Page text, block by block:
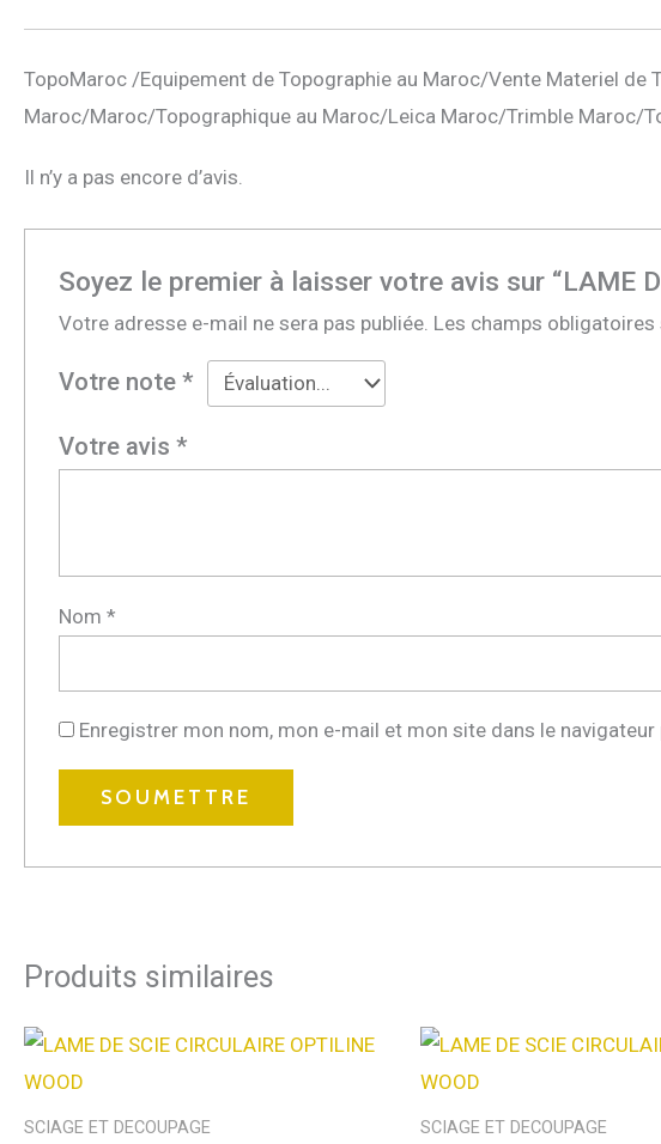
TopoMaroc /Equipement de Topographie au Maroc/Vente Materiel
Maroc/Maroc/Topographique au Maroc/Leica Maroc/Trimble Maroc/
Il n’y a pas encore d’avis.
Soyez le premier à laisser votre avis sur “LAME
Votre adresse e-mail ne sera pas publiée. Les champs
Votre note*
Votre avis*
Nom*
Enregistrer mon nom, mon e-mail et mon site dans le
Produits similaires
SCIAGE ET DECOUPAGE SCIAGE ET DECOUPAGE